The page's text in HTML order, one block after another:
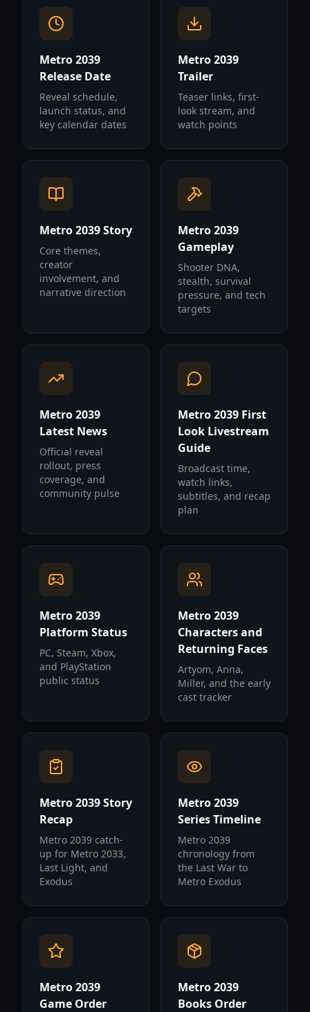
Metro 2039
Release Date
Reveal schedule,
launch status, and
key calendar dates
Metro 2039
Trailer
Teaser links, first-
look stream, and
watch points
Metro 2039 Story
Core themes,
creator
involvement, and
narrative direction
Metro 2039
Gameplay
Shooter DNA,
stealth, survival
pressure, and tech
targets
Metro 2039
Latest News
Official reveal
rollout, press
coverage, and
community pulse
Metro 2039 First
Look Livestream
Guide
Broadcast time,
watch links,
subtitles, and recap
plan
Metro 2039
Platform Status
PC, Steam, Xbox,
and PlayStation
public status
Metro 2039
Characters and
Returning Faces
Artyom, Anna,
Miller, and the early
cast tracker
Metro 2039 Story
Recap
Metro 2039 catch-
up for Metro 2033,
Last Light, and
Exodus
Metro 2039
Series Timeline
Metro 2039
chronology from
the Last War to
Metro Exodus
Metro 2039
Game Order
Metro 2039
Books Order